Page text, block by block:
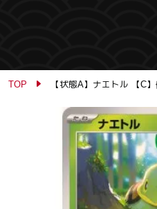
TOP 【状態A】ナエトル 【C